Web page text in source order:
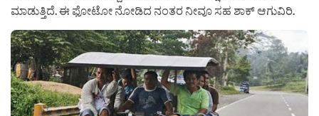
ಮಾಡುತ್ತಿದೆ. ಈ ಫೋಟೋ ನೋಡಿದ ನಂತರ ನೀವೂ ಸಹ ಶಾಕ್ ಆಗುವಿರಿ.